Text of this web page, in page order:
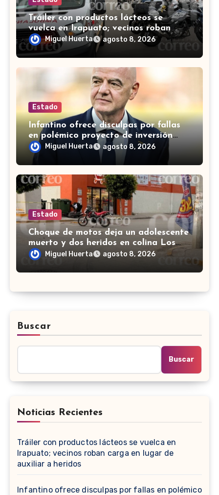
Tráiler con productos lácteos se
vuelca en Irapuato; vecinos roban
carga en lugar de auxiliar a heridos
Miguel Huerta agosto 8, 2026
Estado
Infantino ofrece disculpas por fallas
en polémico proyecto de inversión
privada de la FIFA
Miguel Huerta agosto 8, 2026
Estado
Choque de motos deja un adolescente
muerto y dos heridos en colina Los
Presidentes, en León
Miguel Huerta agosto 8, 2026
Buscar
Buscar
Noticias Recientes
Tráiler con productos lácteos se vuelca en
Irapuato; vecinos roban carga en lugar de
auxiliar a heridos
Infantino ofrece disculpas por fallas en polémico